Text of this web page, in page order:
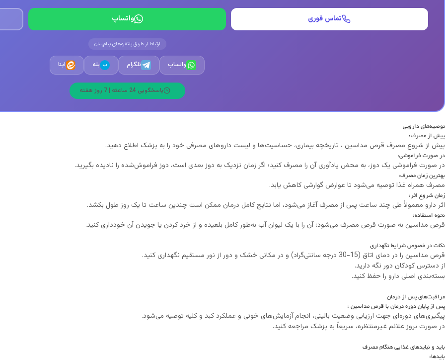
تماس فوری واتساپ
ارتباط از طریق پلتفرم‌های پیام‌رسان
واتساپ تلگرام ب بله ایتا
پاسخگویی 24 ساعته | 7 روز هفته
توصیه‌های دارویی
پیش از مصرف:
پیش از شروع مصرف قرص مداسین ، تاریخچه بیماری، حساسیت‌ها و لیست داروهای مصرفی خود را به پزشک اطلاع دهید.
در صورت فراموشی:
در صورت فراموشی یک دوز، به محض یادآوری آن را مصرف کنید؛ اگر زمان نزدیک به دوز بعدی است، دوز فراموش‌شده را نادیده بگیرید.
بهترین زمان مصرف:
مصرف همراه غذا توصیه می‌شود تا عوارض گوارشی کاهش یابد.
زمان شروع اثر:
اثر دارو معمولاً طی چند ساعت پس از مصرف آغاز می‌شود، اما نتایج کامل درمان ممکن است چندین ساعت تا یک روز طول بکشد.
نحوه استفاده:
قرص مداسین به صورت قرص مصرف می‌شود؛ آن را با یک لیوان آب به‌طور کامل بلعیده و از خرد کردن یا جویدن آن خودداری کنید.
نکات در خصوص شرایط نگهداری
قرص مداسین را در دمای اتاق (15-30 درجه سانتی‌گراد) و در مکانی خشک و دور از نور مستقیم نگهداری کنید.
از دسترس کودکان دور نگه دارید.
بسته‌بندی اصلی دارو را حفظ کنید.
مراقبت‌های پس از درمان
پس از پایان دوره درمان با قرص مداسین :
پیگیری‌های دوره‌ای جهت ارزیابی وضعیت بالینی، انجام آزمایش‌های خونی و عملکرد کبد و کلیه توصیه می‌شود.
در صورت بروز علائم غیرمنتظره، سریعاً به پزشک مراجعه کنید.
باید و نبایدهای غذایی هنگام مصرف
بایدها: